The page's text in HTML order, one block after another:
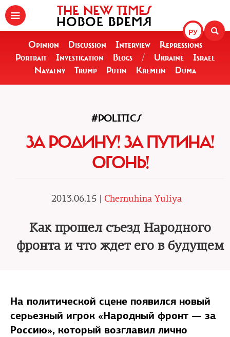
РУ
THE NEW TIMES
НОВОЕ ВРЕМЯ
Opinion Discussion Interview
Repressions
Portrait
Investigation Blogs / Ukraine
Israel
Navalny
Trump Putin Kremlin Duma
#POLITICS
ЗА РОДИНУ! ЗА ПУТИНА!
ОГОНЬ!
2013.06.15 | Chernuhina Yuliya
Как прошел съезд Народного
фронта и что ждет его в будущем
На политической сцене появился новый
серьезный игрок «Народный фронт — за
Россию», который возглавил лично